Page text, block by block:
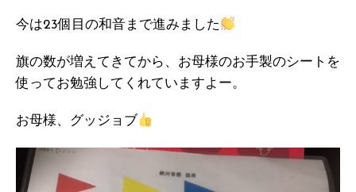
今は23個目の和音まで進みました
旗の数が増えてきてから、お母様のお手製のシートを
使ってお勉強してくれていますよー。
お母様、グッジョブ